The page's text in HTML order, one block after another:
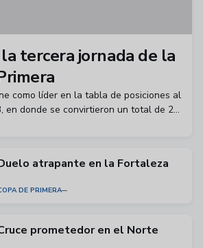
tercera jornada de la
como líder en la tabla de posiciones al
en donde se convirtieron un total de 21
atrapante en la Fortaleza
DE PRIMERA
prometedor en el Norte